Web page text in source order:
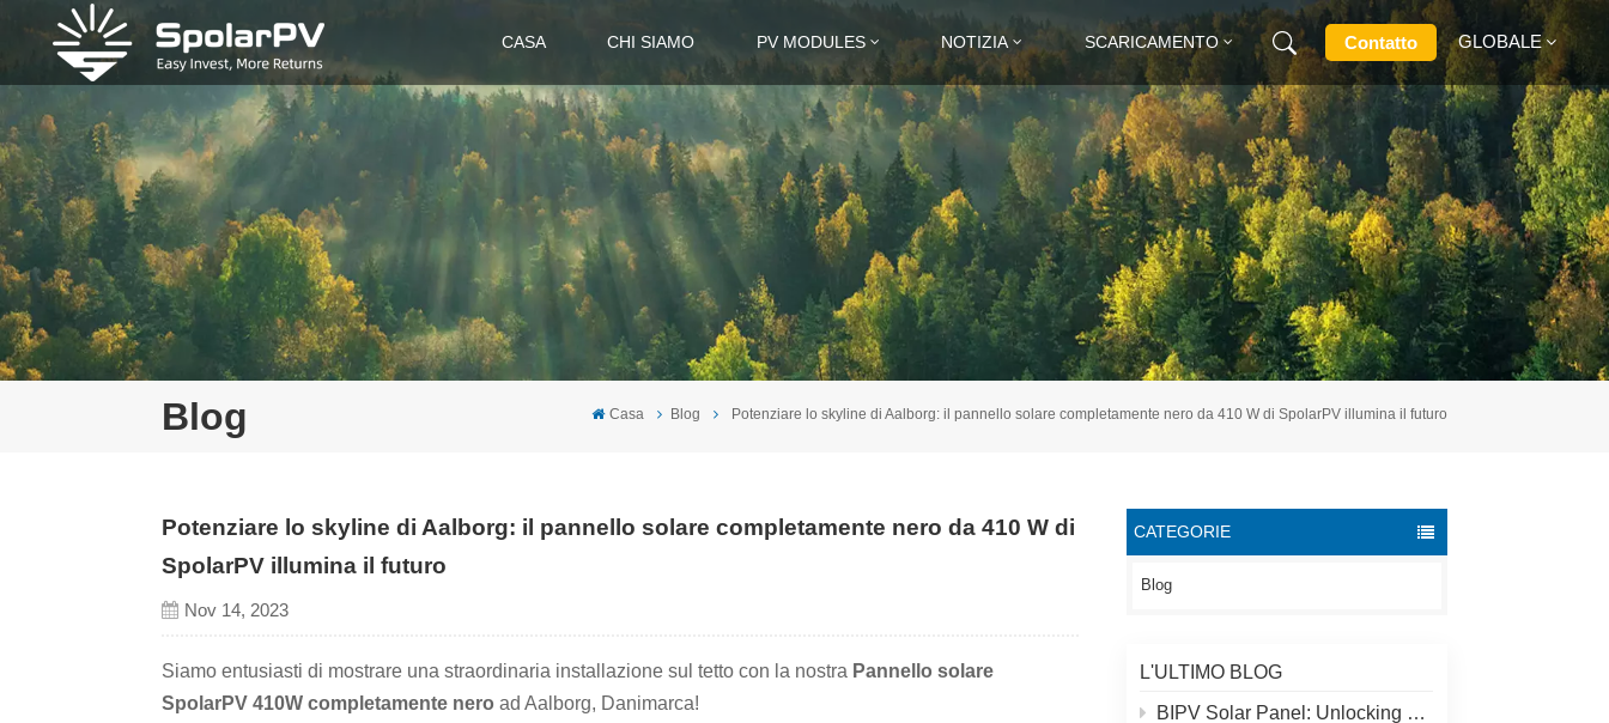
CASA CHI SIAMO PV MODULES NOTIZIA SCARICAMENTO Contatto GLOBALE
English
Français
Deutsch
Русский
Italiano
Español
Blog Casa Blog Potenziare lo skyline di Aalborg: il pannello solare completamente nero da 410 W di SpolarPV illumina il futuro
CATEGORIE
Blog
L'ULTIMO BLOG
BIPV Solar Panel: Unlocking New Solar Opportunities Beyond Traditional Roofs
Potenziare lo skyline di Aalborg: il pannello solare completamente nero da 410 W di
SpolarPV illumina il futuro
Nov 14, 2023
Siamo entusiasti di mostrare una straordinaria installazione sul tetto con la nostra Pannello solare
SpolarPV 410W completamente nero ad Aalborg, Danimarca!